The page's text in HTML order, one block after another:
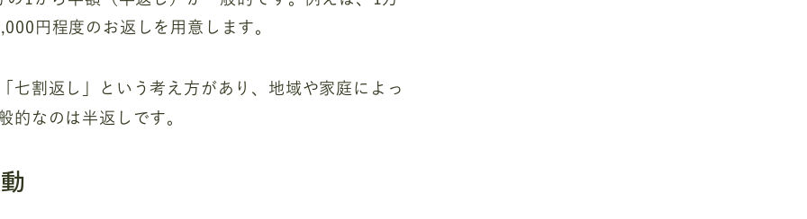
円程度のお返しを用意します。
七割返し」という考え方があり、地域や家庭によっ
的なのは半返しです。